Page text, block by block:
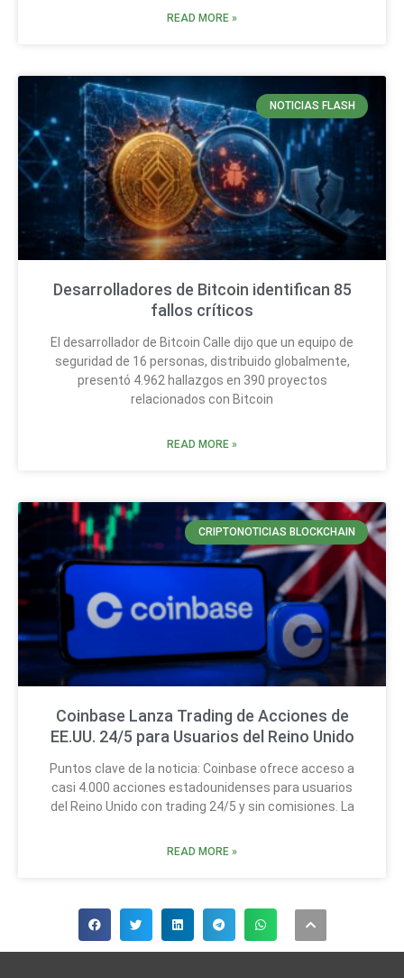
READ MORE »
NOTICIAS FLASH
Desarrolladores de Bitcoin identifican 85
fallos críticos
El desarrollador de Bitcoin Calle dijo que un equipo de
seguridad de 16 personas, distribuido globalmente,
presentó 4.962 hallazgos en 390 proyectos
relacionados con Bitcoin
READ MORE »
CRIPTONOTICIAS BLOCKCHAIN
Coinbase Lanza Trading de Acciones de
EE.UU. 24/5 para Usuarios del Reino Unido
Puntos clave de la noticia: Coinbase ofrece acceso a
casi 4.000 acciones estadounidenses para usuarios
del Reino Unido con trading 24/5 y sin comisiones. La
READ MORE »